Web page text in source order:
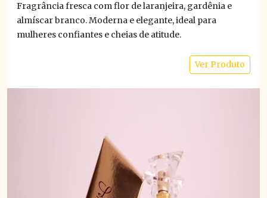
Fragrância fresca com flor de laranjeira, gardênia e
almíscar branco. Moderna e elegante, ideal para
mulheres confiantes e cheias de atitude.
Ver Produto